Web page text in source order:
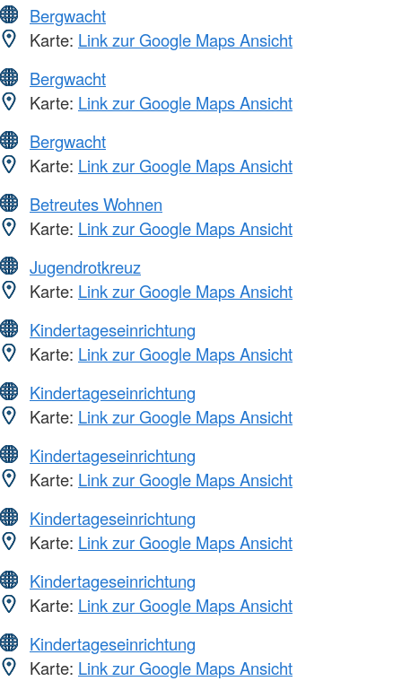
Bergwacht
Karte: Link zur Google Maps Ansicht
Bergwacht
Karte: Link zur Google Maps Ansicht
Bergwacht
Karte: Link zur Google Maps Ansicht
Betreutes Wohnen
Karte: Link zur Google Maps Ansicht
Jugendrotkreuz
Karte: Link zur Google Maps Ansicht
Kindertageseinrichtung
Karte: Link zur Google Maps Ansicht
Kindertageseinrichtung
Karte: Link zur Google Maps Ansicht
Kindertageseinrichtung
Karte: Link zur Google Maps Ansicht
Kindertageseinrichtung
Karte: Link zur Google Maps Ansicht
Kindertageseinrichtung
Karte: Link zur Google Maps Ansicht
Kindertageseinrichtung
Karte: Link zur Google Maps Ansicht